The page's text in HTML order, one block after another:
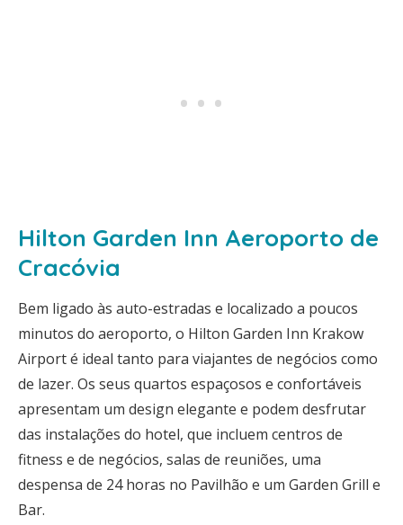
Hilton Garden Inn Aeroporto de
Cracóvia
Bem ligado às auto-estradas e localizado a poucos
minutos do aeroporto, o Hilton Garden Inn Krakow
Airport é ideal tanto para viajantes de negócios como
de lazer. Os seus quartos espaçosos e confortáveis
apresentam um design elegante e podem desfrutar
das instalações do hotel, que incluem centros de
fitness e de negócios, salas de reuniões, uma
despensa de 24 horas no Pavilhão e um Garden Grill e
Bar.